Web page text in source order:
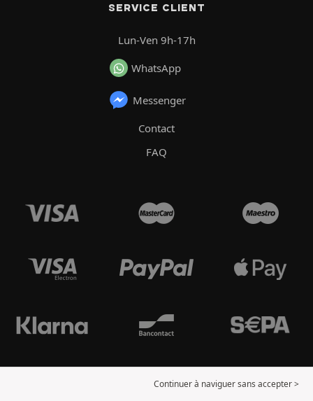
SERVICE CLIENT
Lun-Ven 9h-17h
WhatsApp
Messenger
Contact
FAQ
Continuer à naviguer sans accepter >